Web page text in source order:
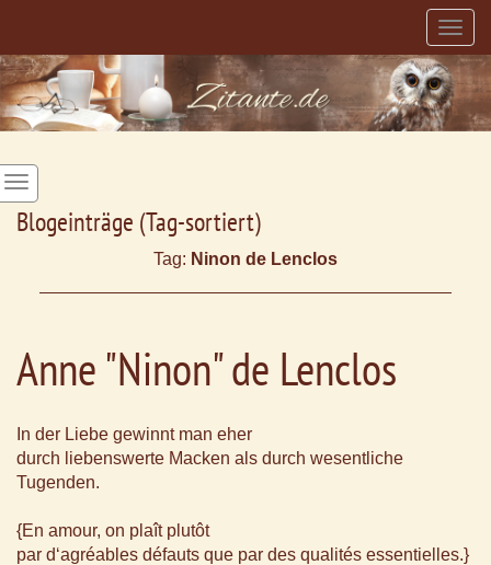
Blogeinträge (Tag-sortiert)
Tag: Ninon de Lenclos
Anne "Ninon" de Lenclos
In der Liebe gewinnt man eher
durch liebenswerte Macken als durch wesentliche
Tugenden.
{En amour, on plaît plutôt
par d‘agréables défauts que par des qualités essentielles.}